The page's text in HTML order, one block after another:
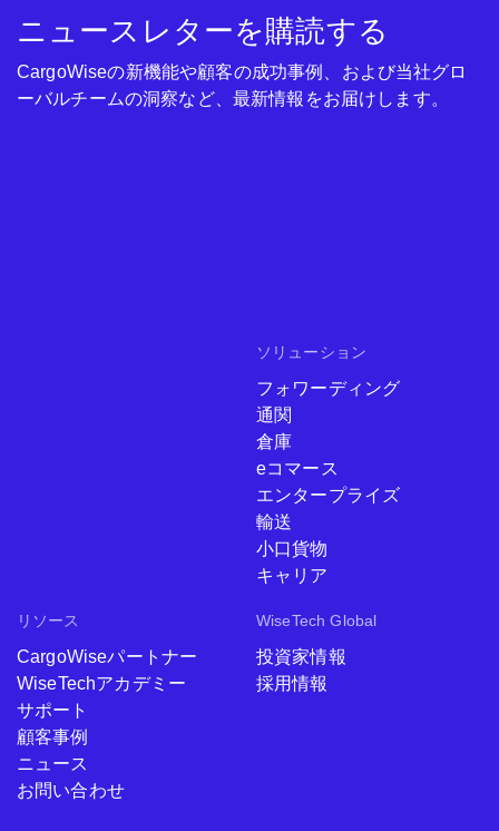
ソリューション
フォワーディング
通関
倉庫
eコマース
エンタープライズ
輸送
小口貨物
キャリア
リソース
CargoWiseパートナー
WiseTechアカデミー
サポート
顧客事例
ニュース
お問い合わせ
WiseTech Global
投資家情報
採用情報
ニュースレターを購読する
CargoWiseの新機能や顧客の成功事例、および当社グロ
ーバルチームの洞察など、最新情報をお届けします。